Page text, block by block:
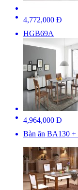
4,772,000 Đ
HGB69A
4,964,000 Đ
Bàn ăn BA130